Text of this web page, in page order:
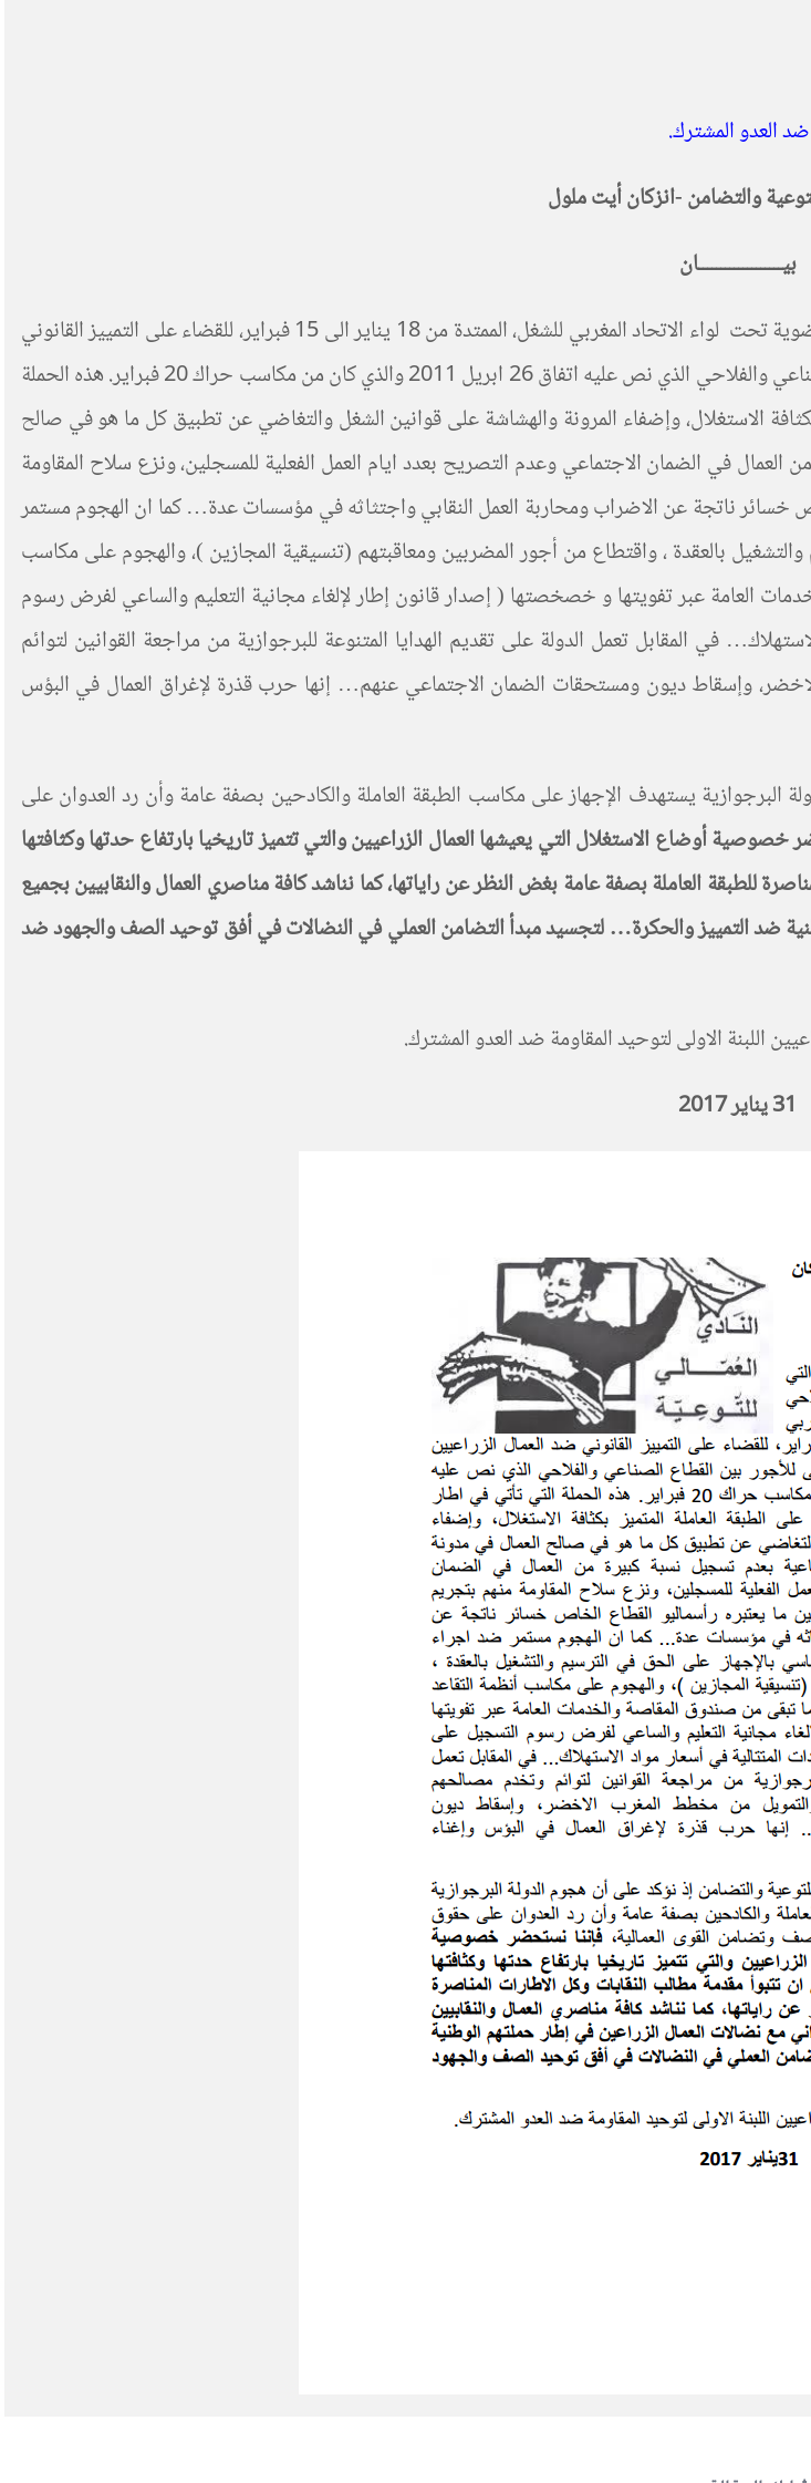
ضد العدو المشترك.
والتضامن-انزكان أيت ملول
بيـــــــــــــــــــان
تفاعلا مع الحملة النضالية الوطنية التي اطلقتها الجامعة الوطنية للقطاع الفلاحي المنضوية تحت لواء الاتحاد المغربي للشغل، الممتدة من 18 يناير الى 15 فبراير، للقضاء على التمييز القانوني
ضد العمال الزراعيين وخاصة تطبيق مطلب توحيد الحد الادنى للأجور بين القطاع الصناعي والفلاحي الذي نص عليه اتفاق 26 ابريل 2011 والذي كان من مكاسب حراك 20 فبراير. هذه الحملة
الاستغلال، وإضفاء المرونة والهشاشة على قوانين الشغل والتغاضي عن تطبيق كل ما هو في صالح
في الضمان الاجتماعي وعدم التصريح بعدد ايام العمل الفعلية للمسجلين، ونزع سلاح المقاومة
خسائر ناتجة عن الاضراب ومحاربة العمل النقابي واجتثاثه في مؤسسات عدة… كما ان الهجوم مستمر
بالعقدة ، واقتطاع من أجور المضربين ومعاقبتهم (تنسيقية المجازين )، والهجوم على مكاسب
العامة عبر تفويتها و خصخصتها ( إصدار قانون إطار لإلغاء مجانية التعليم والساعي لفرض رسوم
في المقابل تعمل الدولة على تقديم الهدايا المتنوعة للبرجوازية من مراجعة القوانين لتوائم
وإسقاط ديون ومستحقات الضمان الاجتماعي عنهم… إنها حرب قذرة لإغراق العمال في البؤس
البرجوازية يستهدف الإجهاز على مكاسب الطبقة العاملة والكادحين بصفة عامة وأن رد العدوان على
خصوصية أوضاع الاستغلال التي يعيشها العمال الزراعيين والتي تتميز تاريخيا بارتفاع حدتها وكثافتها
للطبقة العاملة بصفة عامة بغض النظر عن راياتها، كما نناشد كافة مناصري العمال والنقابيين بجميع
ضد التمييز والحكرة… لتجسيد مبدأ التضامن العملي في النضالات في أفق توحيد الصف والجهود ضد
اللبنة الاولى لتوحيد المقاومة ضد العدو المشترك.
31يناير 2017